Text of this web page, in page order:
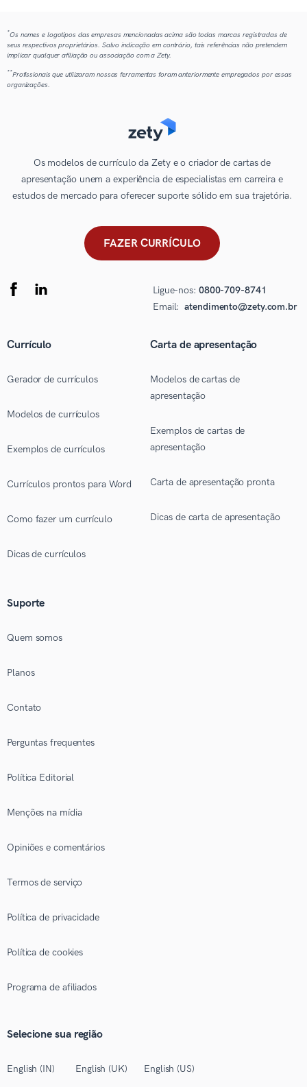
*Os nomes e logotipos das empresas mencionadas acima são todas marcas registradas de
seus respectivos proprietários. Salvo indicação em contrário, tais referências não pretendem
implicar qualquer afiliação ou associação com a Zety.
**Profissionais que utilizaram nossas ferramentas foram anteriormente empregados por essas
organizações.
Os modelos de currículo da Zety e o criador de cartas de
apresentação unem a experiência de especialistas em carreira e
estudos de mercado para oferecer suporte sólido em sua trajetória.
FAZER CURRÍCULO
Ligue-nos: 0800-709-8741
Email: atendimento@zety.com.br
Currículo
Gerador de currículos
Modelos de currículos
Exemplos de currículos
Currículos prontos para Word
Como fazer um currículo
Dicas de currículos
Carta de apresentação
Modelos de cartas de
apresentação
Exemplos de cartas de
apresentação
Carta de apresentação pronta
Dicas de carta de apresentação
Suporte
Quem somos
Planos
Contato
Perguntas frequentes
Política Editorial
Menções na mídia
Opiniões e comentários
Termos de serviço
Política de privacidade
Política de cookies
Programa de afiliados
Selecione sua região
English (IN) English (UK) English (US)